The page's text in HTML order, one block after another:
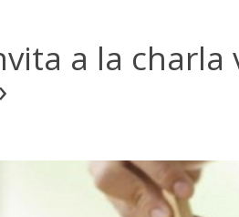
a la